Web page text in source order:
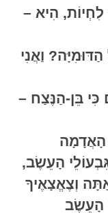
הִיא –
וַאֲנִי
כִּי בֵּן-הַנֶּצַח –
הָאֲדָמָה
הָעֵשֶׂב,
וְצֶאֱצָאֶיךָ
הָעֵשֶׂב